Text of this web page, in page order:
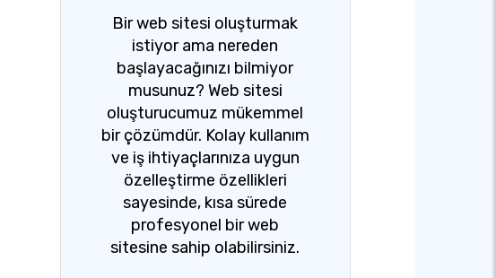
Bir web sitesi oluşturmak
istiyor ama nereden
başlayacağınızı bilmiyor
musunuz? Web sitesi
oluşturucumuz mükemmel
bir çözümdür. Kolay kullanım
ve iş ihtiyaçlarınıza uygun
özelleştirme özellikleri
sayesinde, kısa sürede
profesyonel bir web
sitesine sahip olabilirsiniz.